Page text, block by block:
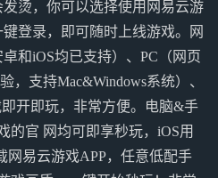
烫，你可以选择使用网易云游
登录，即可随时上线游戏。网
和iOS均已支持）、PC（网页
，支持Mac&Windows系统）、
开即玩，非常方便。电脑&手
的官 网均可即享秒玩，iOS用
网易云游戏APP，任意低配手